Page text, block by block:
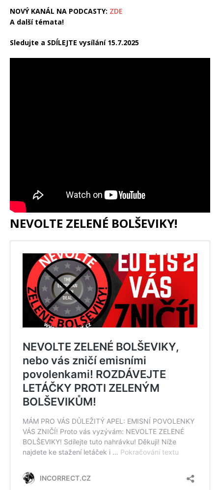
NOVÝ KANÁL NA PODCASTY: ZDE
A další témata!
Sledujte a SDÍLEJTE vysílání 15.7.2025
NEVOLTE ZELENÉ BOLŠEVIKY!